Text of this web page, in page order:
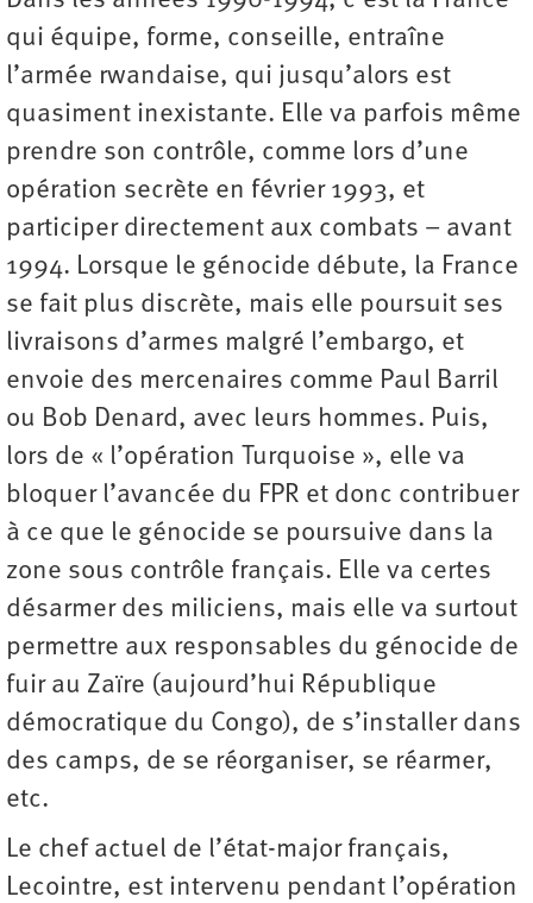
qui équipe, forme, conseille, entraîne
l’armée rwandaise, qui jusqu’alors est
quasiment inexistante. Elle va parfois même
prendre son contrôle, comme lors d’une
opération secrète en février 1993, et
participer directement aux combats – avant
1994. Lorsque le génocide débute, la France
se fait plus discrète, mais elle poursuit ses
livraisons d’armes malgré l’embargo, et
envoie des mercenaires comme Paul Barril
ou Bob Denard, avec leurs hommes. Puis,
lors de « l’opération Turquoise », elle va
bloquer l’avancée du FPR et donc contribuer
à ce que le génocide se poursuive dans la
zone sous contrôle français. Elle va certes
désarmer des miliciens, mais elle va surtout
permettre aux responsables du génocide de
fuir au Zaïre (aujourd’hui République
démocratique du Congo), de s’installer dans
des camps, de se réorganiser, se réarmer,
etc.
Le chef actuel de l’état-major français,
Lecointre, est intervenu pendant l’opération